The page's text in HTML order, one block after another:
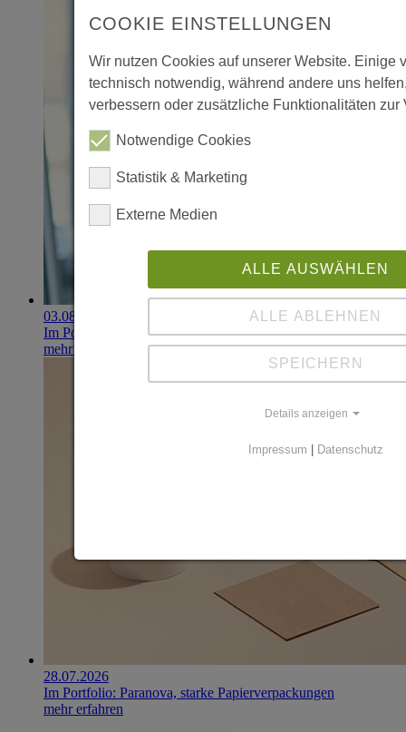
03.08.2026
Im Portfolio: Iset Telecom, IT für das Gesundheitswesen
mehr erfahren
28.07.2026
Im Portfolio: Paranova, starke Papierverpackungen
mehr erfahren
COOKIE EINSTELLUNGEN
Wir nutzen Cookies auf unserer Website. Einige
technisch notwendig, während andere uns
verbessern oder zusätzliche Funktionalitäten zur
Notwendige Cookies
Statistik & Marketing
Externe Medien
ALLE AUSWÄHLEN
ALLE ABLEHNEN
SPEICHERN
Details anzeigen
Impressum | Datenschutz